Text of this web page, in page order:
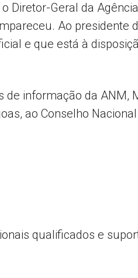
Diretor-Geral da
Ao presidente
e que está à
informação da ANM,
ao Conselho
qualificados e